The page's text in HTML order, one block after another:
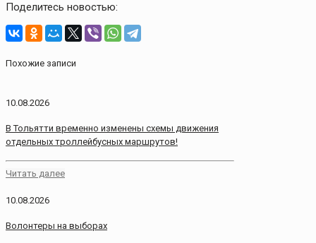
Поделитесь новостью:
Похожие записи
10.08.2026
В Тольятти временно изменены схемы движения
отдельных троллейбусных маршрутов!
Читать далее
10.08.2026
Волонтеры на выборах